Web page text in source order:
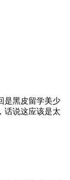
是黑皮留学美少
话说这应该是太